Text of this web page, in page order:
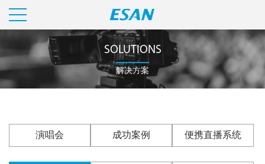
SOLUTIONS
解决方案
演唱会 成功案例 便携直播系统